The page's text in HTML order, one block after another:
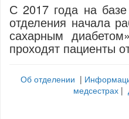
С 2017 года на базе
отделения начала
сахарным
проходят пациенты
Об отделении |
медсестрах|